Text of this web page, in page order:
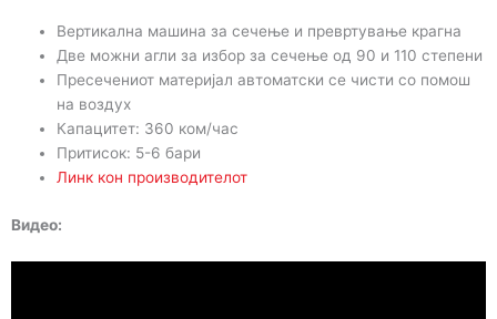
Вертикална машина за сечење и превртување крагна
Две можни агли за избор за сечење од 90 и 110 степени
Пресечениот материјал автоматски се чисти со помош
на воздух
Капацитет: 360 ком/час
Притисок: 5-6 бари
Линк кон производителот
Видео: